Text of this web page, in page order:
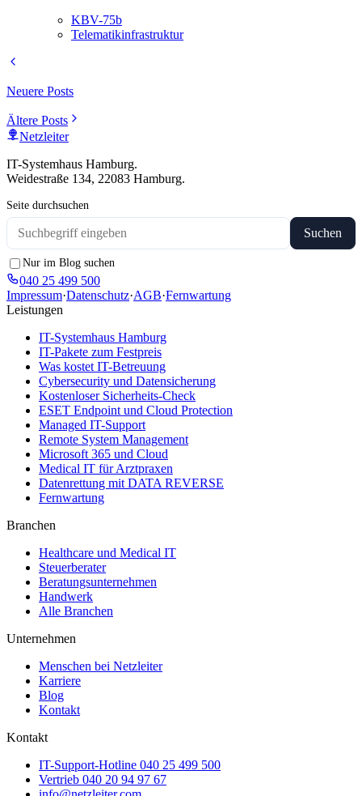
KBV-75b
Telematikinfrastruktur
Neuere Posts
Ältere Posts
Netzleiter
IT-Systemhaus Hamburg.
Weidestraße 134, 22083 Hamburg.
Seite durchsuchen
Suchen
Nur im Blog suchen
040 25 499 500
Impressum·Datenschutz·AGB·Fernwartung
Leistungen
IT-Systemhaus Hamburg
IT-Pakete zum Festpreis
Was kostet IT-Betreuung
Cybersecurity und Datensicherung
Kostenloser Sicherheits-Check
ESET Endpoint und Cloud Protection
Managed IT-Support
Remote System Management
Microsoft 365 und Cloud
Medical IT für Arztpraxen
Datenrettung mit DATA REVERSE
Fernwartung
Branchen
Healthcare und Medical IT
Steuerberater
Beratungsunternehmen
Handwerk
Alle Branchen
Unternehmen
Menschen bei Netzleiter
Karriere
Blog
Kontakt
Kontakt
IT-Support-Hotline 040 25 499 500
Vertrieb 040 20 94 97 67